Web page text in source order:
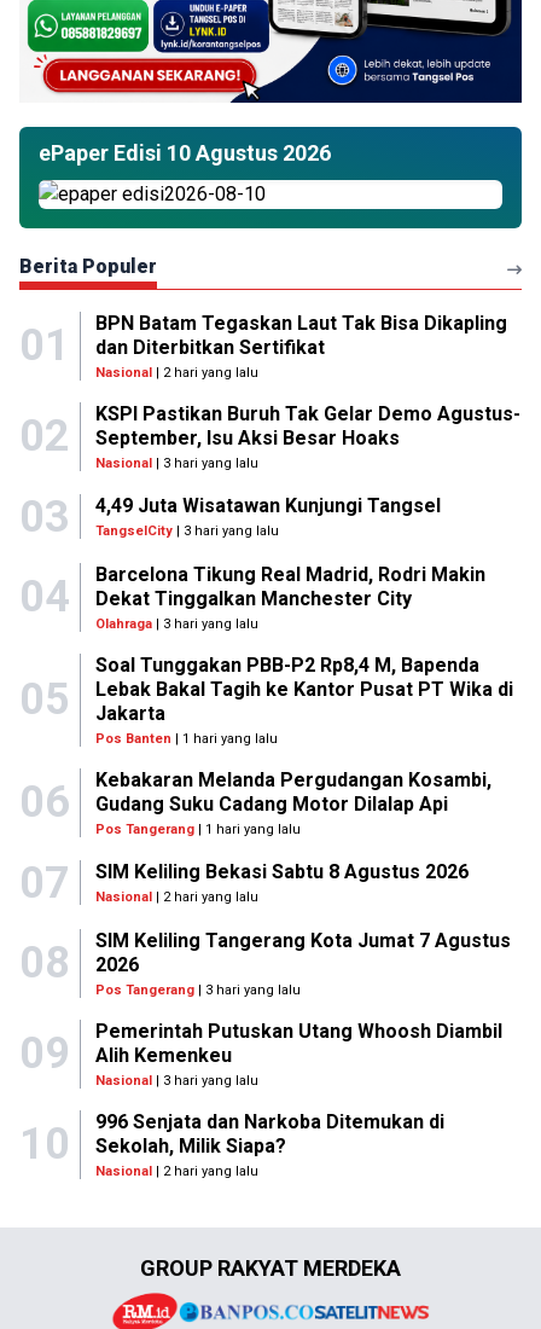
ePaper Edisi 10 Agustus 2026
Berita Populer
01
BPN Batam Tegaskan Laut Tak Bisa Dikapling
dan Diterbitkan Sertifikat
Nasional| 2 hari yang lalu
02
KSPI Pastikan Buruh Tak Gelar Demo Agustus-
September, Isu Aksi Besar Hoaks
Nasional| 3 hari yang lalu
03 4,49 Juta Wisatawan Kunjungi Tangsel
TangselCity | 3 hari yang lalu
04
Barcelona Tikung Real Madrid, Rodri Makin
Dekat Tinggalkan Manchester City
Olahraga| 3 hari yang lalu
05
Soal Tunggakan PBB-P2 Rp8,4 M, Bapenda
Lebak Bakal Tagih ke Kantor Pusat PT Wika di
Jakarta
Pos Banten | 1 hari yang lalu
06
Kebakaran Melanda Pergudangan Kosambi,
Gudang Suku Cadang Motor Dilalap Api
Pos Tangerang| 1 hari yang lalu
07 SIM Keliling Bekasi Sabtu 8 Agustus 2026
Nasional | 2 hari yang lalu
08
SIM Keliling Tangerang Kota Jumat 7 Agustus
2026
Pos Tangerang| 3 hari yang lalu
09
Pemerintah Putuskan Utang Whoosh Diambil
Alih Kemenkeu
Nasional| 3 hari yang lalu
10
996 Senjata dan Narkoba Ditemukan di
Sekolah, Milik Siapa?
Nasional| 2 hari yang lalu
GROUP RAKYAT MERDEKA